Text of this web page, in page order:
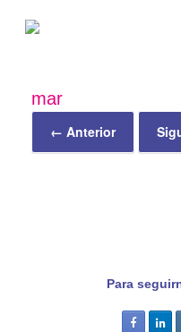
mar
← Anterior
Para